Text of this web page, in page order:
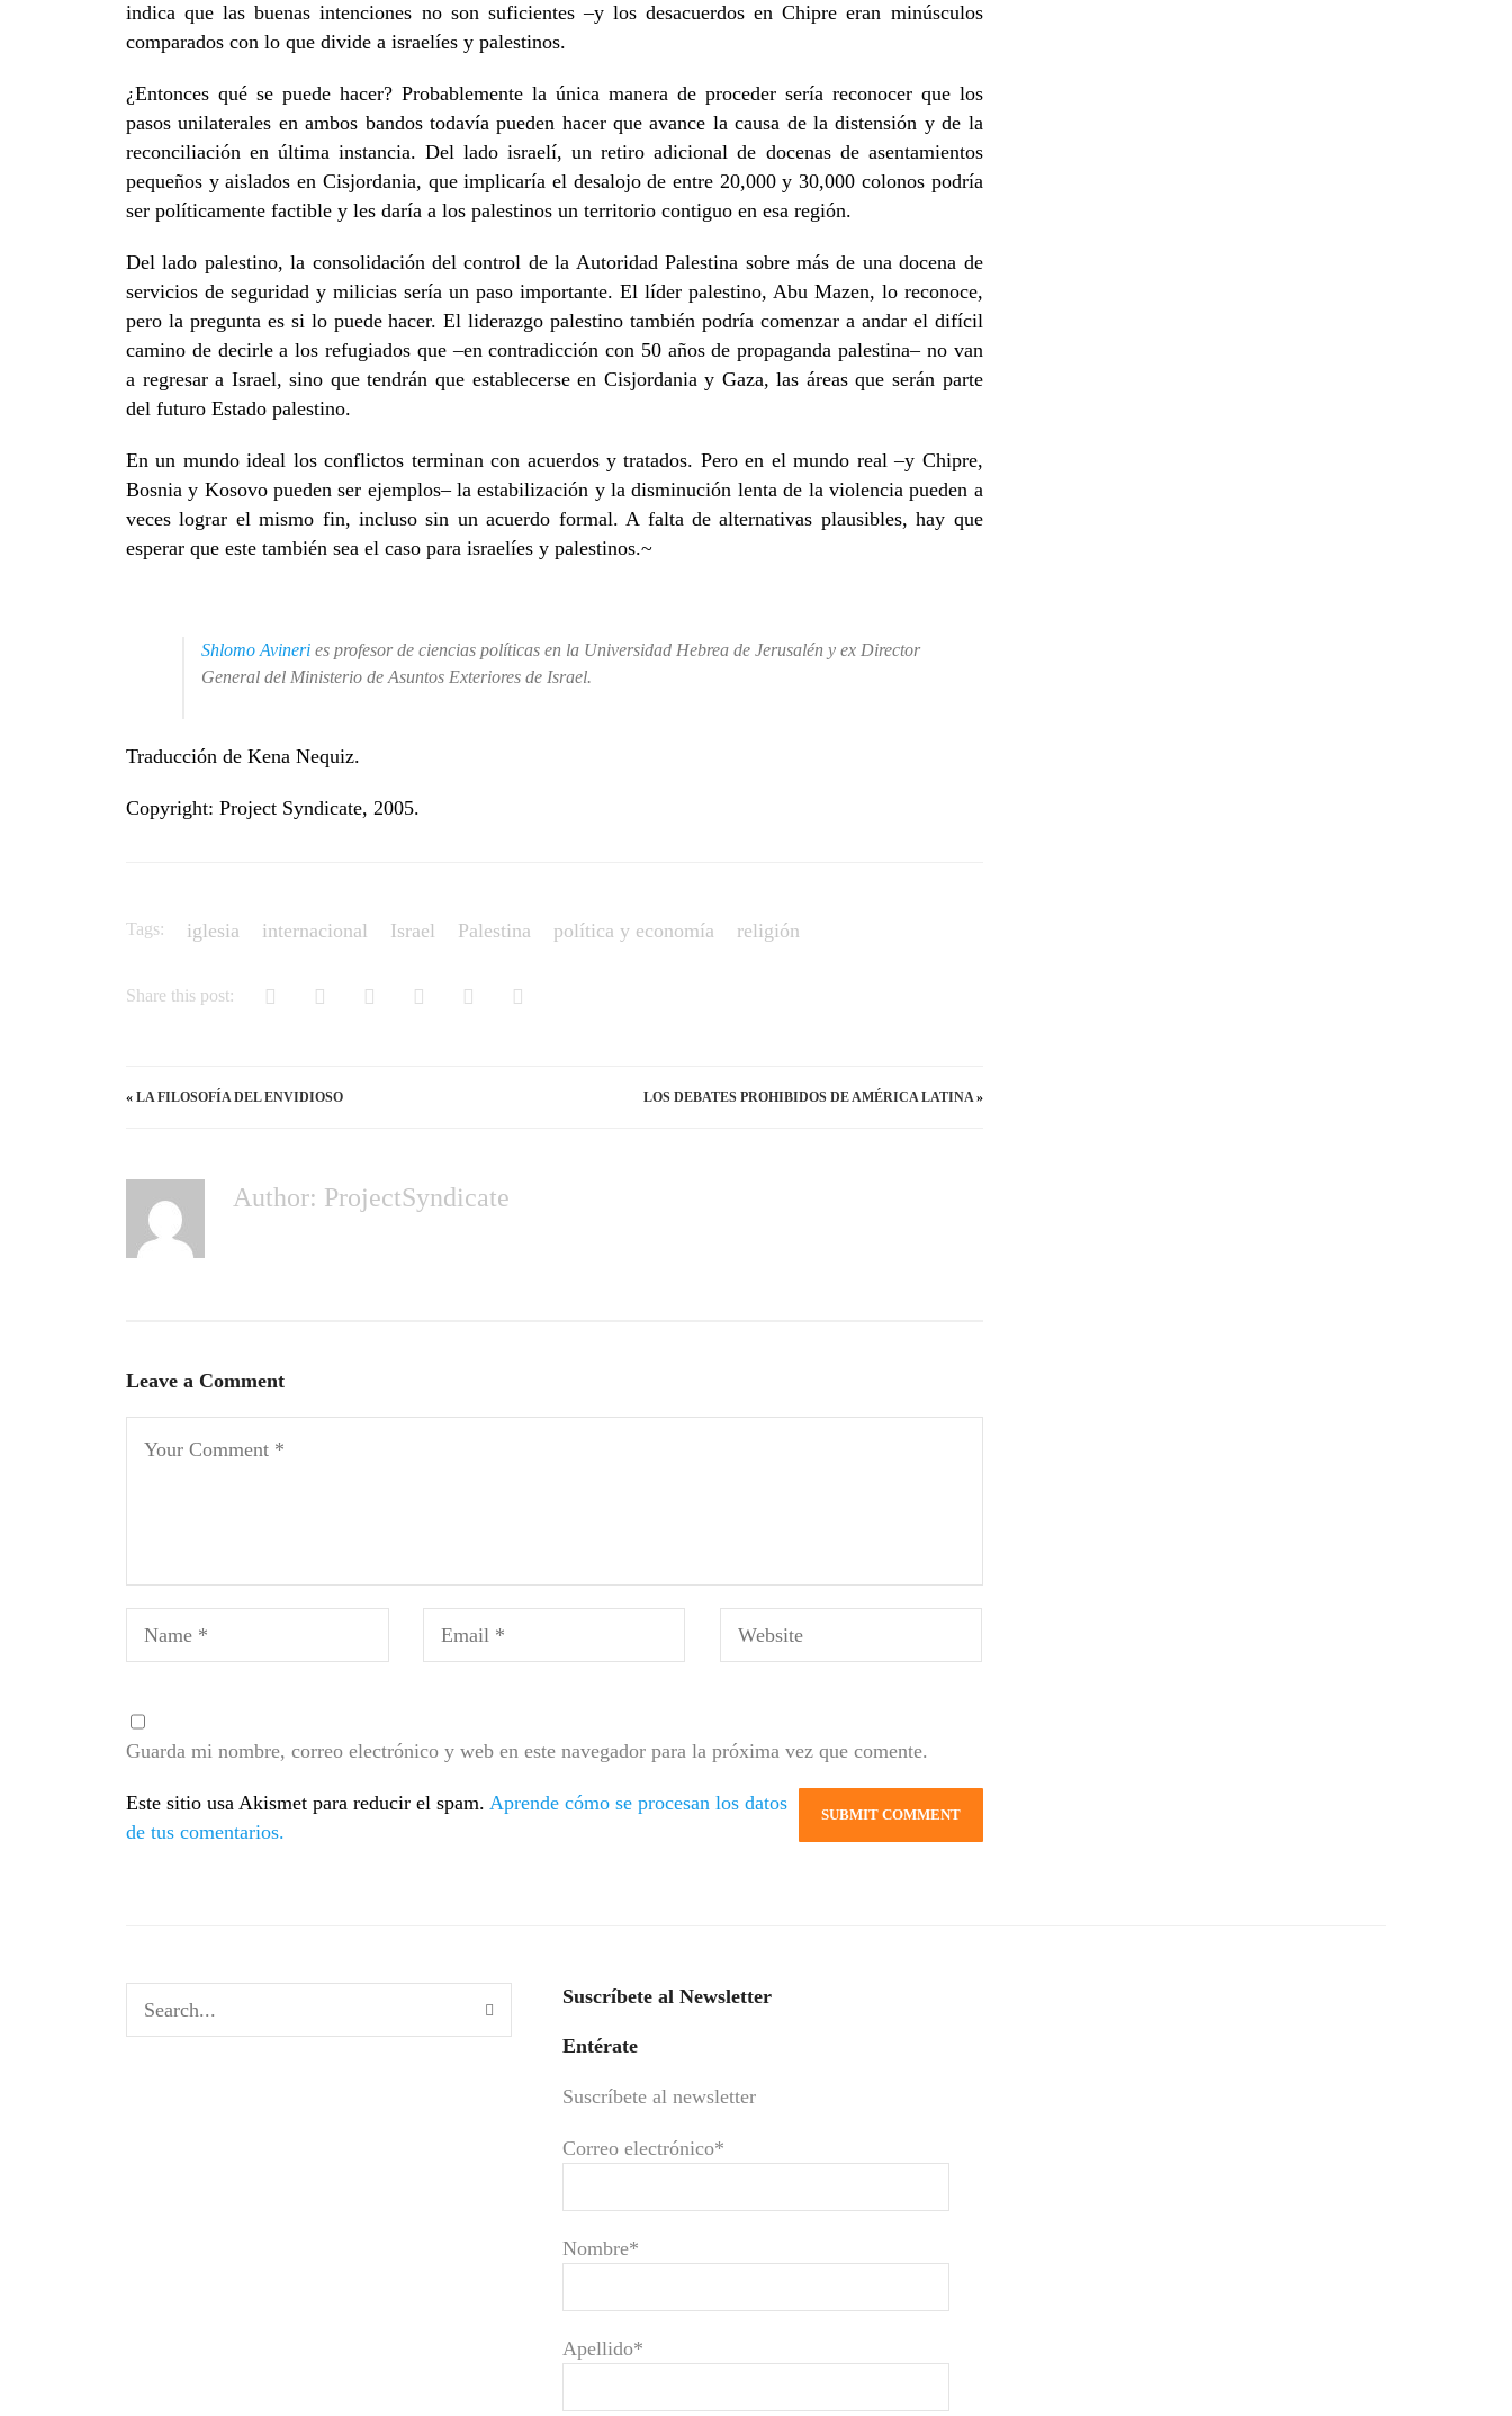
indica que las buenas intenciones no son suficientes –y los desacuerdos en Chipre eran minúsculos
comparados con lo que divide a israelíes y palestinos.
¿Entonces qué se puede hacer? Probablemente la única manera de proceder sería reconocer que los
pasos unilaterales en ambos bandos todavía pueden hacer que avance la causa de la distensión y de la
reconciliación en última instancia. Del lado israelí, un retiro adicional de docenas de asentamientos
pequeños y aislados en Cisjordania, que implicaría el desalojo de entre 20,000 y 30,000 colonos podría
ser políticamente factible y les daría a los palestinos un territorio contiguo en esa región.
Del lado palestino, la consolidación del control de la Autoridad Palestina sobre más de una docena de
servicios de seguridad y milicias sería un paso importante. El líder palestino, Abu Mazen, lo reconoce,
pero la pregunta es si lo puede hacer. El liderazgo palestino también podría comenzar a andar el difícil
camino de decirle a los refugiados que –en contradicción con 50 años de propaganda palestina– no van
a regresar a Israel, sino que tendrán que establecerse en Cisjordania y Gaza, las áreas que serán parte
del futuro Estado palestino.
En un mundo ideal los conflictos terminan con acuerdos y tratados. Pero en el mundo real –y Chipre,
Bosnia y Kosovo pueden ser ejemplos– la estabilización y la disminución lenta de la violencia pueden a
veces lograr el mismo fin, incluso sin un acuerdo formal. A falta de alternativas plausibles, hay que
esperar que este también sea el caso para israelíes y palestinos.~
Shlomo Avineri es profesor de ciencias políticas en la Universidad Hebrea de Jerusalén y ex Director
General del Ministerio de Asuntos Exteriores de Israel.
Traducción de Kena Nequiz.
Copyright: Project Syndicate, 2005.
Tags: iglesia internacional Israel Palestina política y economía religión
Share this post:
« LA FILOSOFÍA DEL ENVIDIOSO LOS DEBATES PROHIBIDOS DE AMÉRICA LATINA»
Author: ProjectSyndicate
Leave a Comment
Guarda mi nombre, correo electrónico y web en este navegador para la próxima vez que comente.
Este sitio usa Akismet para reducir el spam. Aprende cómo se procesan los datos
de tus comentarios.
Suscríbete al Newsletter
Entérate
Suscríbete al newsletter
Correo electrónico*
Nombre*
Apellido*